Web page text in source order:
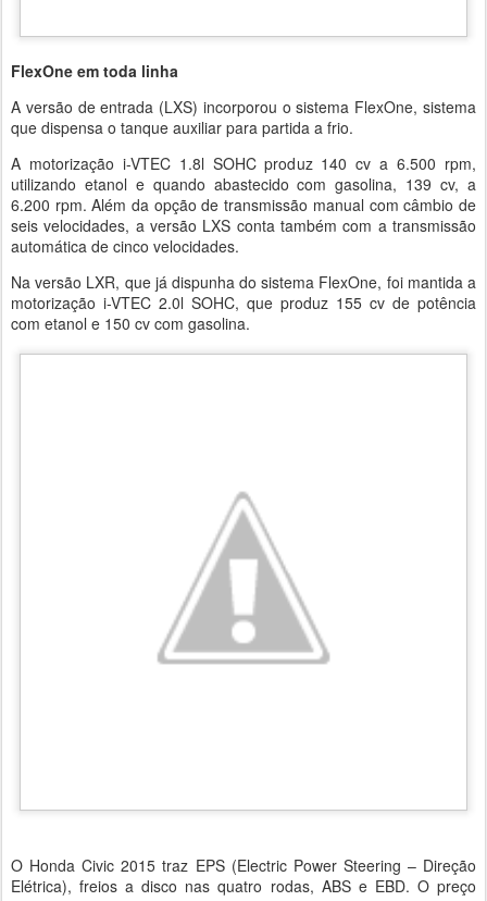
FlexOne em toda linha
A versão de entrada (LXS) incorporou o sistema FlexOne, sistema
que dispensa o tanque auxiliar para partida a frio.
A motorização i-VTEC 1.8l SOHC produz 140 cv a 6.500 rpm,
utilizando etanol e quando abastecido com gasolina, 139 cv, a
6.200 rpm. Além da opção de transmissão manual com câmbio de
seis velocidades, a versão LXS conta também com a transmissão
automática de cinco velocidades.
Na versão LXR, que já dispunha do sistema FlexOne, foi mantida a
motorização i-VTEC 2.0l SOHC, que produz 155 cv de potência
com etanol e 150 cv com gasolina.
O Honda Civic 2015 traz EPS (Electric Power Steering – Direção
Elétrica), freios a disco nas quatro rodas, ABS e EBD. O preço